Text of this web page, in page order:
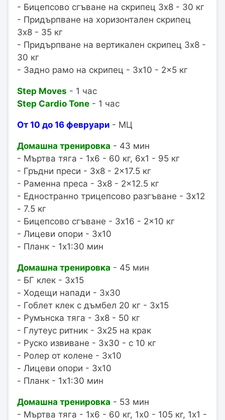
- Бицепсово сгъване на скрипец 3x8 - 30 кг
- Придърпване на хоризонтален скрипец
3x8 - 35 кг
- Придърпване на вертикален скрипец 3x8 -
30 кг
- Задно рамо на скрипец - 3x10 - 2x5 кг
Step Moves - 1 час
Step Cardio Tone - 1 час
От 10 до 16 февруари - МЦ
Домашна тренировка - 43 мин
- Мъртва тяга - 1x6 - 60 кг, 6x1 - 95 кг
- Гръдни преси - 3x8 - 2x17.5 кг
- Раменна преса - 3x8 - 2x12.5 кг
- Едностранно трицепсово разгъване - 3x12
- 7.5 кг
- Бицепсово сгъване - 3x16 - 2x10 кг
- Лицеви опори - 3x10
- Планк - 1x1:30 мин
Домашна тренировка - 45 мин
- БГ клек - 3x15
- Ходещи напади - 3x30
- Гоблет клек с дъмбел 20 кг - 3x15
- Румънска тяга - 3x8 - 50 кг
- Глутеус ритник - 3x25 на крак
- Руско извиване - 3x30 - с 10 кг
- Ролер от колене - 3x10
- Лицеви опори - 3x10
- Планк - 1x1:30 мин
Домашна тренировка - 53 мин
- Мъртва тяга - 1x6 - 60 кг, 1x0 - 105 кг, 1x1 -